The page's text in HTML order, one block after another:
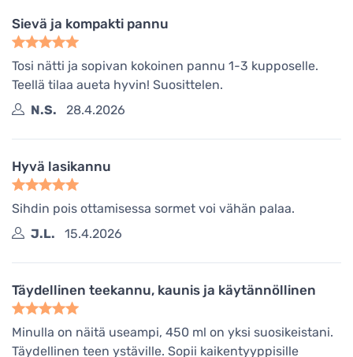
Sievä ja kompakti pannu
Tosi nätti ja sopivan kokoinen pannu 1-3 kupposelle.
Teellä tilaa aueta hyvin! Suosittelen.
N.S.
28.4.2026
Hyvä lasikannu
Sihdin pois ottamisessa sormet voi vähän palaa.
J.L.
15.4.2026
Täydellinen teekannu, kaunis ja käytännöllinen
Minulla on näitä useampi, 450 ml on yksi suosikeistani.
Täydellinen teen ystäville. Sopii kaikentyyppisille